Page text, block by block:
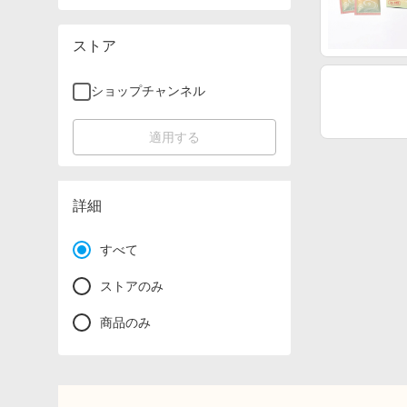
ストア
ショップチャンネル
適用する
詳細
すべて
ストアのみ
商品のみ